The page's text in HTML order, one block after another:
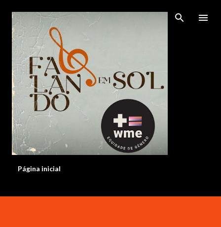
Pular para o conteúdo principal
Página inicial